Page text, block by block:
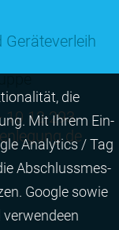
10 12 293
die
Mit Ihrem Ein­
Analytics / Tag
Abschluss­mes­
Google sowie